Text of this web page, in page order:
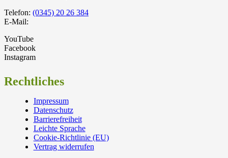
Telefon: (0345) 20 26 384
E-Mail:
YouTube
Facebook
Instagram
Rechtliches
Impressum
Datenschutz
Barrierefreiheit
Leichte Sprache
Cookie-Richtlinie (EU)
Vertrag widerrufen